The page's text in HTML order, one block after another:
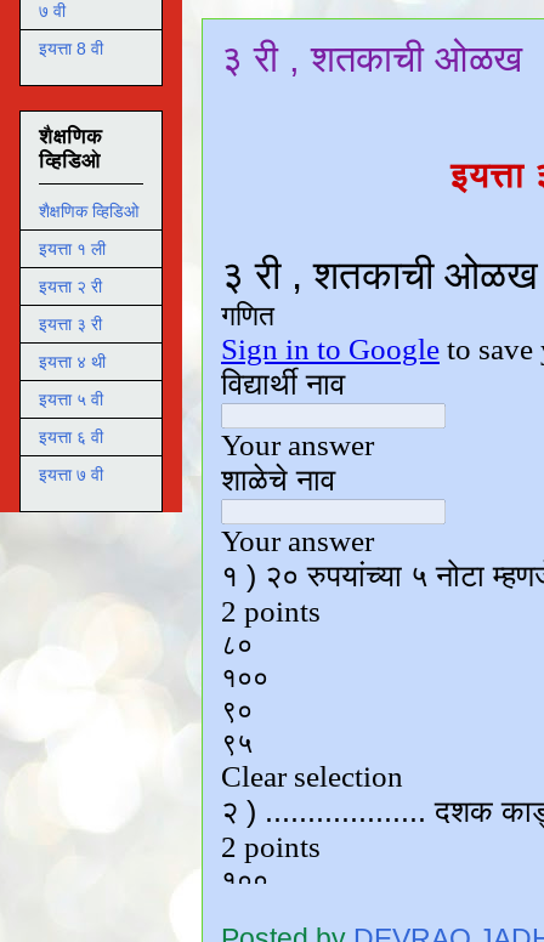
३ री , शतकाची ओळख
७ वी
इयत्ता 8 वी
शैक्षणिक
व्हिडिओ
शैक्षणिक व्हिडिओ
इयत्ता १ ली
इयत्ता २ री
इयत्ता ३ री
इयत्ता ४ थी
इयत्ता ५ वी
इयत्ता ६ वी
इयत्ता ७ वी